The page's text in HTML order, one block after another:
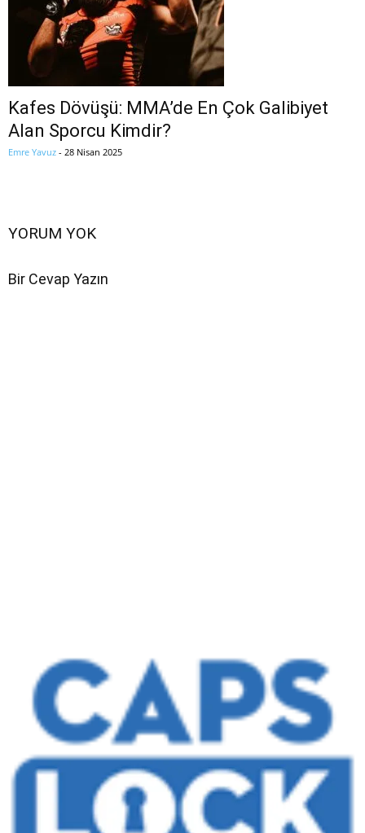
Kafes Dövüşü: MMA’de En Çok Galibiyet
Alan Sporcu Kimdir?
Emre Yavuz - 28 Nisan 2025
YORUM YOK
Bir Cevap Yazın